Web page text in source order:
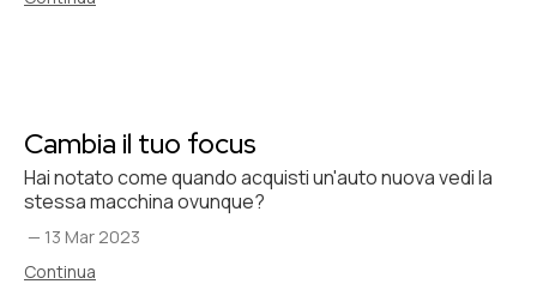
Cambia il tuo focus
Hai notato come quando acquisti un'auto nuova vedi la
stessa macchina ovunque?
— 13 Mar 2023
Continua